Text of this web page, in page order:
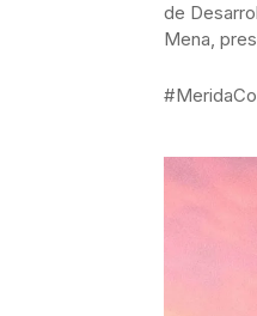
de
Mena,